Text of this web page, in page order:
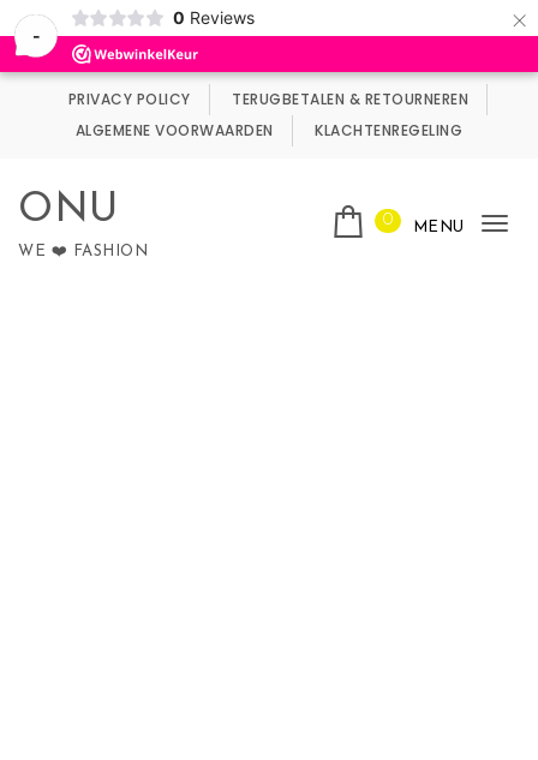
-
0 Reviews ×
Wij maken gebruik van cookies.
PRIVACY POLICY
TERUGBETALEN & RETOURNEREN
ALGEMENE VOORWAARDEN
KLACHTENREGELING
ONU
WE ❤️ FASHION
0 MENU